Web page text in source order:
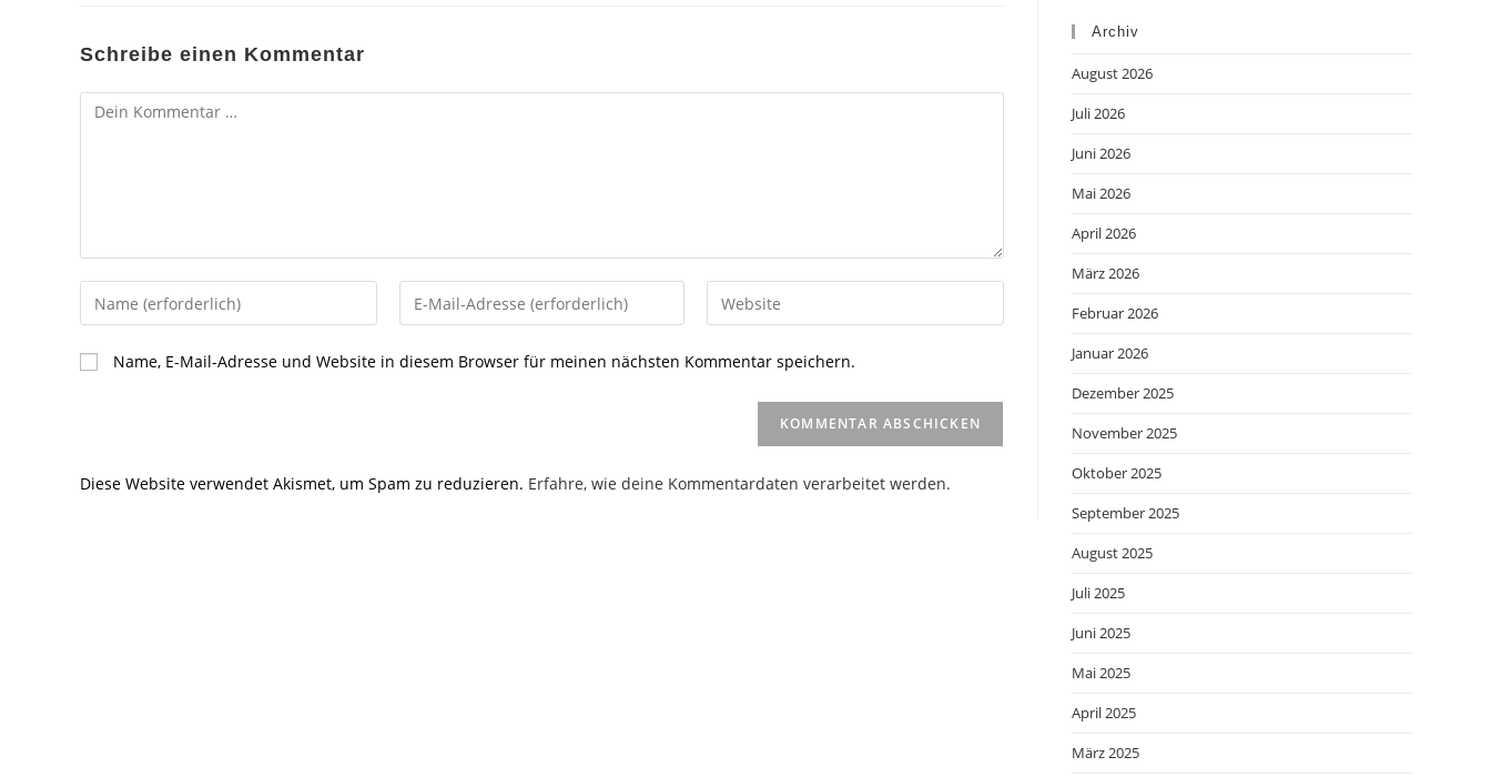
Schreibe einen Kommentar
Kommentar
Gib
deinen
Namen
oder
ein
Gib
deine
ein
Gib
deine
Name, E-Mail-Adresse und Website in diesem Browser für meinen nächsten Kommentar speichern.
Diese Website verwendet Akismet, um Spam zu reduzieren. Erfahre, wie deine Kommentardaten verarbeitet werden.
Archiv
August 2026
Juli 2026
Juni 2026
Mai 2026
April 2026
März 2026
Februar 2026
Januar 2026
Dezember 2025
November 2025
Oktober 2025
September 2025
August 2025
Juli 2025
Juni 2025
Mai 2025
April 2025
März 2025